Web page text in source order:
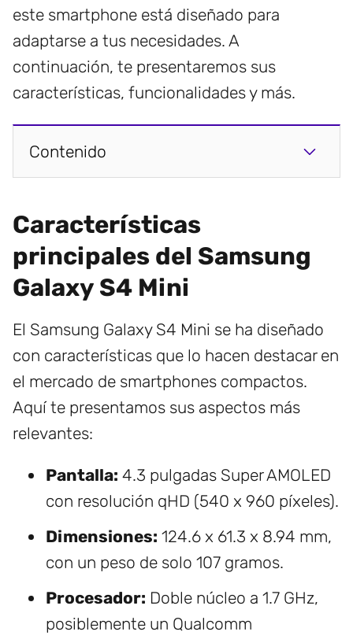
este smartphone está diseñado para
adaptarse a tus necesidades. A
continuación, te presentaremos sus
características, funcionalidades y más.
Contenido
Características
principales del Samsung
Galaxy S4 Mini
El Samsung Galaxy S4 Mini se ha diseñado
con características que lo hacen destacar en
el mercado de smartphones compactos.
Aquí te presentamos sus aspectos más
relevantes:
Pantalla: 4.3 pulgadas Super AMOLED
con resolución qHD (540 x 960 píxeles).
Dimensiones: 124.6 x 61.3 x 8.94 mm,
con un peso de solo 107 gramos.
Procesador: Doble núcleo a 1.7 GHz,
posiblemente un Qualcomm